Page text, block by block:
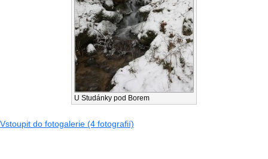
U Studánky pod Borem
Vstoupit do fotogalerie (4 fotografií)